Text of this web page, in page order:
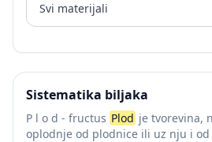
Svi materijali
Sistematika biljaka
P l o d - fructus Plod je tvorevina,
oplodnje od plodnice ili uz nju i